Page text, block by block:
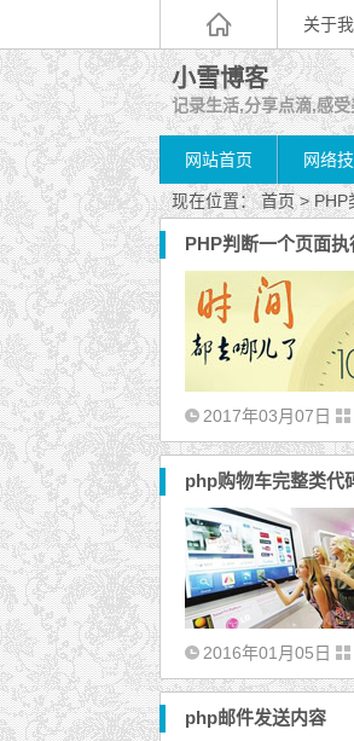
关于
小雪博客
记录生活,分享点滴,感受
网站首页 网络
现在位置：首页> PHP
PHP判断一个页面
2017年03月07日
php购物车完整类代
2016年01月05日
php邮件发送内容